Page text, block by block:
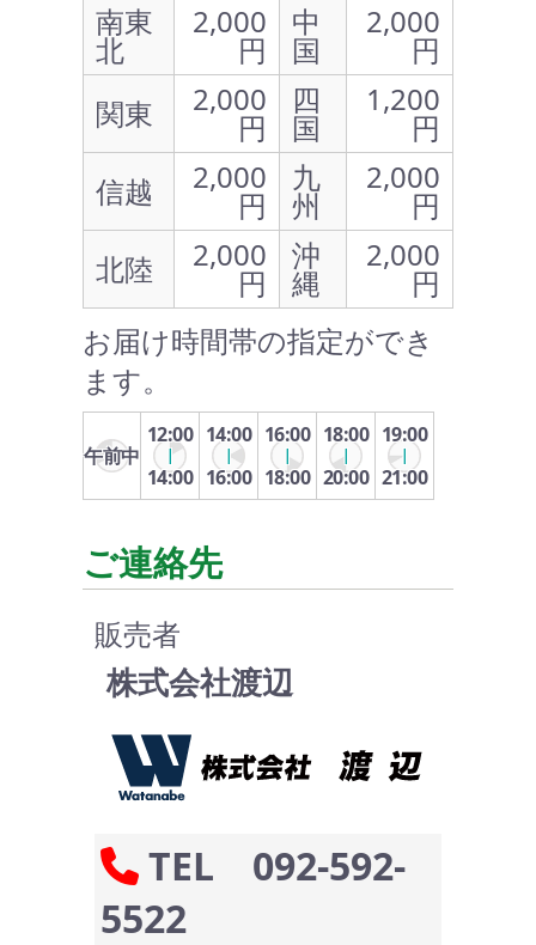
南東
北
2,000
円
中
国
2,000
円
関東
2,000
円
四
国
1,200
円
信越
2,000
円
九
州
2,000
円
北陸
2,000
円
沖
縄
2,000
円
お届け時間帯の指定ができ
ます。
午前中
12:00
14:00
14:00
16:00
16:00
18:00
18:00
20:00
19:00
21:00
ご連絡先
販売者
株式会社渡辺
TEL 092-592-
5522